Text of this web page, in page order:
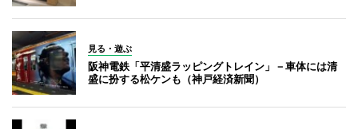
見る・遊ぶ
阪神電鉄「平清盛ラッピングトレイン」－車体には清
盛に扮する松ケンも（神戸経済新聞）